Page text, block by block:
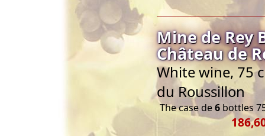
Mine de Rey
Château de
White wine, 75
du Roussillon
The case de6 bottles